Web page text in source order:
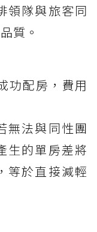
領隊與旅客同
質。
功配房，費用
無法與同性團
生的單房差將
等於直接減輕